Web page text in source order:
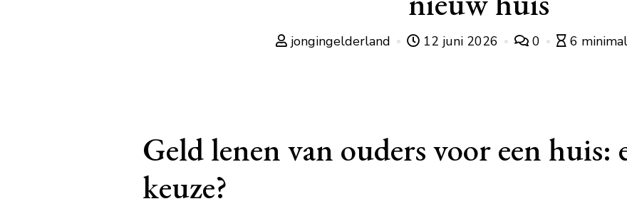
jongingelderland 12 juni 2026 0 6
Geld lenen van ouders voor een huis:
keuze?